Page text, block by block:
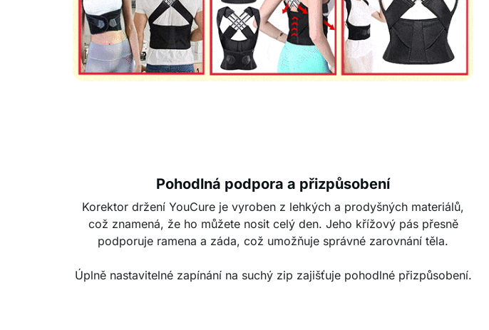
Pohodlná podpora a přizpůsobení
Korektor držení YouCure je vyroben z lehkých a prodyšných materiálů,
což znamená, že ho můžete nosit celý den. Jeho křížový pás přesně
podporuje ramena a záda, což umožňuje správné zarovnání těla.
Úplně nastavitelné zapínání na suchý zip zajišťuje pohodlné přizpůsobení.